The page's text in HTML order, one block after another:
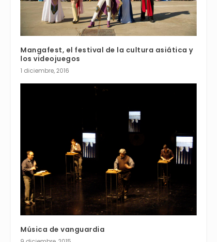
Mangafest, el festival de la cultura asiática y
los videojuegos
1 diciembre, 2016
Música de vanguardia